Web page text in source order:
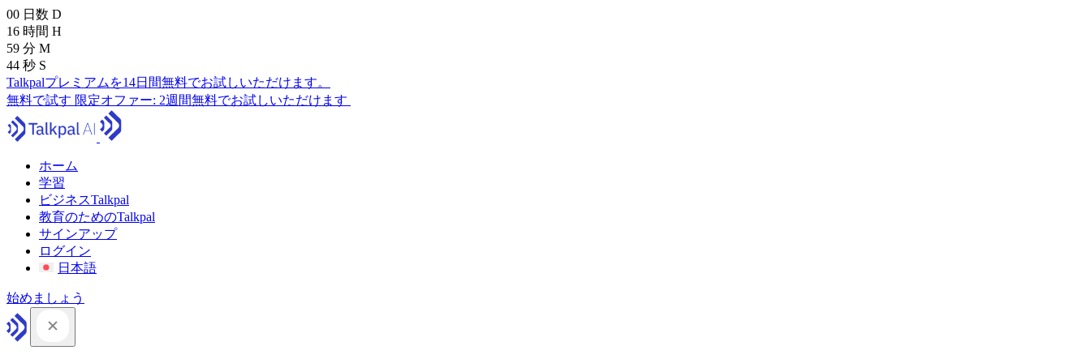
00 日数 D
16 時間 H
59 分 M
43 秒 S
Talkpalプレミアムを14日間無料でお試しいただけます。
無料で試す 限定オファー: 2週間無料でお試しいただけます
ホーム
学習
ビジネスTalkpal
教育のためのTalkpal
サインアップ
ログイン
日本語
始めましょう